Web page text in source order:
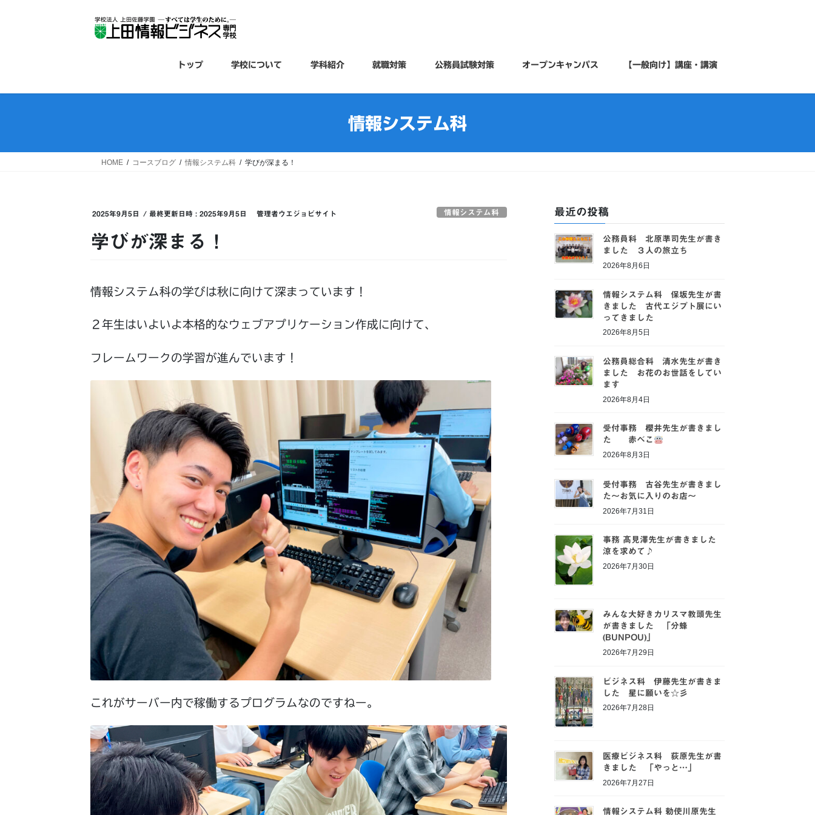
ス
ン
トップ 学校について 学科紹介 就職対策 公務員試験対策 オープンキャンパス 【一般向け】講座・講演
情報システム科
HOME コースブログ 情報システム科 学びが深まる！
2025年9月5日 / 最終更新日時 :2025年9月5日 管理者ウエジョビサイト 情報システム科
学びが深まる！
情報システム科の学びは秋に向けて深まっています！
２年生はいよいよ本格的なウェブアプリケーション作成に向けて、
フレームワークの学習が進んでいます！
これがサーバー内で稼働するプログラムなのですねー。
最近の投稿
公務員科 北原準司先生が書き
ました ３人の旅立ち
2026年8月6日
情報システム科 保坂先生が書
きました 古代エジプト展にい
ってきました
2026年8月5日
公務員総合科 清水先生が書き
ました お花のお世話をしてい
ます
2026年8月4日
受付事務 櫻井先生が書きまし
た 赤べこ
2026年8月3日
受付事務 古谷先生が書きまし
た～お気に入りのお店～
2026年7月31日
事務 髙見澤先生が書きました
涼を求めて♪
2026年7月30日
みんな大好きカリスマ教頭先生
が書きました 「分蜂
(BUNPOU)」
2026年7月29日
ビジネス科 伊藤先生が書きま
した 星に願いを☆彡
2026年7月28日
医療ビジネス科 荻原先生が書
きました 「やっと…」
2026年7月27日
情報システム科 勅使川原先生